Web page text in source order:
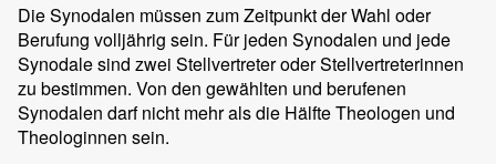
Die Synodalen müssen zum Zeitpunkt der Wahl oder
Berufung volljährig sein. Für jeden Synodalen und jede
Synodale sind zwei Stellvertreter oder Stellvertreterinnen
zu bestimmen. Von den gewählten und berufenen
Synodalen darf nicht mehr als die Hälfte Theologen und
Theologinnen sein.